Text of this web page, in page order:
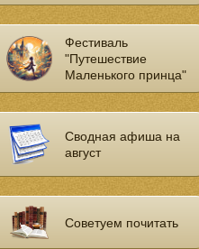
Фестиваль
"Путешествие
Маленького принца"
Сводная афиша на
август
Советуем почитать